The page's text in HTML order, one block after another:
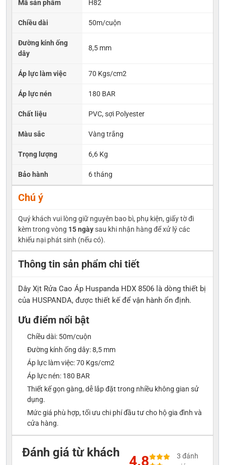
Mã sản phẩm H82
Chiều dài 50m/cuộn
Đường kính ống
dây
8,5 mm
Áp lực làm việc 70 Kgs/cm2
Áp lực nén 180 BAR
Chất liệu PVC, sợi Polyester
Màu sắc Vàng trắng
Trọng lượng 6,6 Kg
Bảo hành 6 tháng
Chú ý
Quý khách vui lòng giữ nguyên bao bì, phụ kiện, giấy tờ đi
kèm trong vòng 15 ngàysau khi nhận hàng để xử lý các
khiếu nại phát sinh (nếu có).
Thông tin sản phẩm chi tiết
Dây Xịt Rửa Cao Áp Huspanda HDX 8506 là dòng thiết bị
của HUSPANDA, được thiết kế để vận hành ổn định.
Ưu điểm nổi bật
Chiều dài: 50m/cuộn
Đường kính ống dây: 8,5 mm
Áp lực làm việc: 70 Kgs/cm2
Áp lực nén: 180 BAR
Thiết kế gọn gàng, dễ lắp đặt trong nhiều không gian sử
dụng.
Mức giá phù hợp, tối ưu chi phí đầu tư cho hộ gia đình và
cửa hàng.
Đánh giá từ khách
4.8
3 đánh